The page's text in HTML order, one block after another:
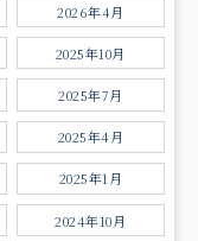
2026年4月
2025年10月
2025年7月
2025年4月
2025年1月
2024年10月